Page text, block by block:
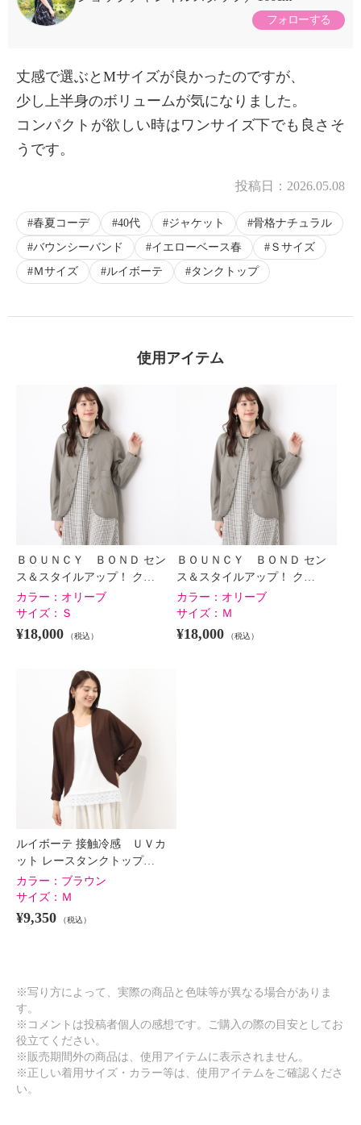
フォローする
丈感で選ぶとMサイズが良かったのですが、
少し上半身のボリュームが気になりました。
コンパクトが欲しい時はワンサイズ下でも良さそ
うです。
投稿日： 2026.05.08
春夏コーデ 40代 ジャケット
骨格ナチュラル
バウンシーバンド
イエローベース春
Ｓサイズ
Ｍサイズ
ルイボーテ タンクトップ
使用アイテム
ＢＯＵＮＣＹ ＢＯＮＤ セン
ス＆スタイルアップ！ ク…
カラー： オリーブ
サイズ： Ｓ
¥18,000 （税込）
ＢＯＵＮＣＹ ＢＯＮＤ セン
ス＆スタイルアップ！ ク…
カラー： オリーブ
サイズ： Ｍ
¥18,000 （税込）
ルイボーテ 接触冷感 ＵＶカ
ット レースタンクトップ…
カラー： ブラウン
サイズ： Ｍ
¥9,350 （税込）
※写り方によって、実際の商品と色味等が異なる場合がありま
す。
※コメントは投稿者個人の感想です。ご購入の際の目安としてお
役立てください。
※販売期間外の商品は、使用アイテムに表示されません。
※正しい着用サイズ・カラー等は、使用アイテムをご確認くださ
い。